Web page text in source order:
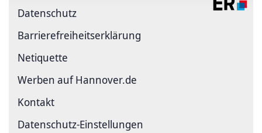
Datenschutz
Barriere­freiheits­erklärung
Netiquette
Werben auf Hannover.de
Kontakt
Datenschutz-Einstellungen